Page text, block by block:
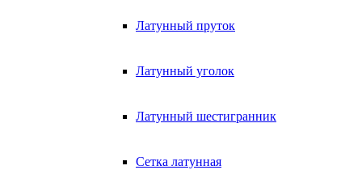
Латунный пруток
Латунный уголок
Латунный шестигранник
Сетка латунная